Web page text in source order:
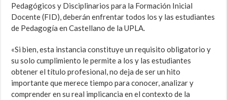
Pedagógicos y Disciplinarios para la Formación Inicial
Docente (FID), deberán enfrentar todos los y las estudiantes
de Pedagogía en Castellano de la UPLA.
«Si bien, esta instancia constituye un requisito obligatorio y
su solo cumplimiento le permite a los y las estudiantes
obtener el título profesional, no deja de ser un hito
importante que merece tiempo para conocer, analizar y
comprender en su real implicancia en el contexto de la